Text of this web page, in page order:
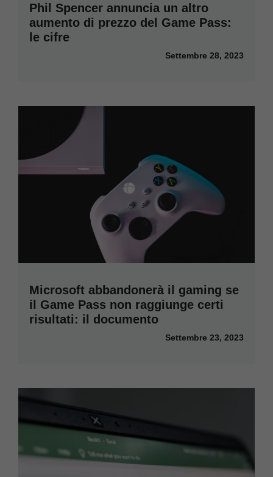
Phil Spencer annuncia un altro
aumento di prezzo del Game Pass:
le cifre
Settembre 28, 2023
Microsoft abbandonerà il gaming se
il Game Pass non raggiunge certi
risultati: il documento
Settembre 23, 2023